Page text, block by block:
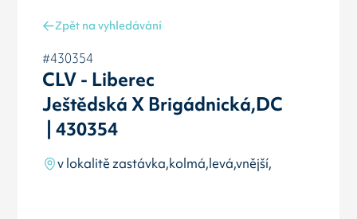
Zpět na vyhledávání
#430354
CLV - Liberec
Ještědská X Brigádnická,DC
| 430354
v lokalitě zastávka,kolmá,levá,vnější,